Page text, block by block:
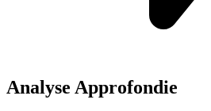
Analyse Approfondie